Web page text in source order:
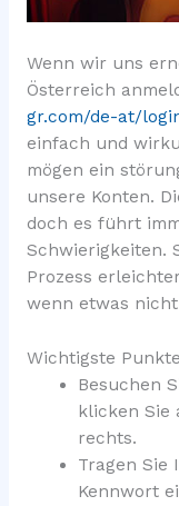
Wenn wir uns
Österreich
gr.com/de-at/
einfach und
mögen ein
unsere Konten.
doch es führt
Schwierigkeiten.
Prozess
wenn etwas
Wichtigste Punkte
Besuchen
klicken Sie
rechts.
Tragen Sie
Kennwort